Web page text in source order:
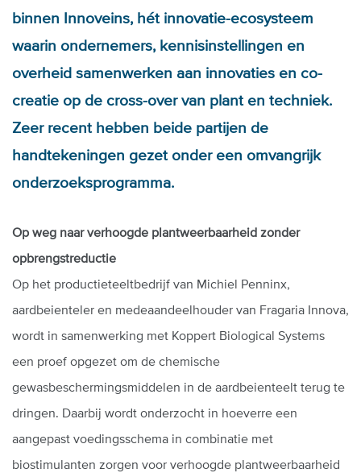
binnen Innoveins, hét innovatie-ecosysteem
waarin ondernemers, kennisinstellingen en
overheid samenwerken aan innovaties en co-
creatie op de cross-over van plant en techniek.
Zeer recent hebben beide partijen de
handtekeningen gezet onder een omvangrijk
onderzoeksprogramma.
Op weg naar verhoogde plantweerbaarheid zonder
opbrengstreductie
Op het productieteeltbedrijf van Michiel Penninx,
aardbeienteler en medeaandeelhouder van Fragaria Innova,
wordt in samenwerking met Koppert Biological Systems
een proef opgezet om de chemische
gewasbeschermingsmiddelen in de aardbeienteelt terug te
dringen. Daarbij wordt onderzocht in hoeverre een
aangepast voedingsschema in combinatie met
biostimulanten zorgen voor verhoogde plantweerbaarheid